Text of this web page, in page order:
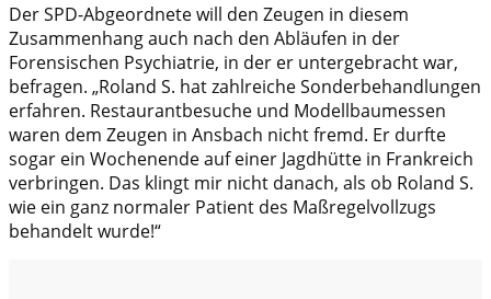
Der SPD-Abgeordnete will den Zeugen in diesem
Zusammenhang auch nach den Abläufen in der
Forensischen Psychiatrie, in der er untergebracht war,
befragen. „Roland S. hat zahlreiche Sonderbehandlungen
erfahren. Restaurantbesuche und Modellbaumessen
waren dem Zeugen in Ansbach nicht fremd. Er durfte
sogar ein Wochenende auf einer Jagdhütte in Frankreich
verbringen. Das klingt mir nicht danach, als ob Roland S.
wie ein ganz normaler Patient des Maßregelvollzugs
behandelt wurde!“